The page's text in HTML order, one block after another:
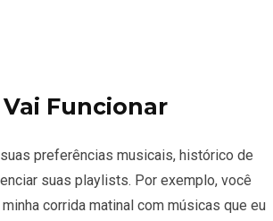
Funcionar
preferências musicais, histórico de
suas playlists. Por exemplo, você
corrida matinal com músicas que eu